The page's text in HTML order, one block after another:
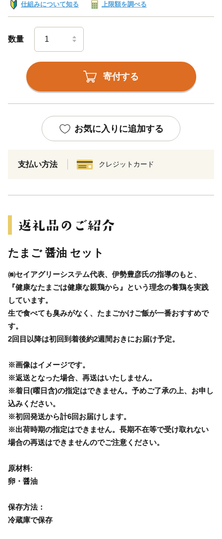
仕組みについて知る 上限額を調べる
数量
寄付する
お気に入りに追加する
支払い方法 クレジットカード
たまご 醤油 セット
㈱セイアグリーシステム代表、伊勢豊彦氏の指導のもと、
『健康なたまごは健康な親鶏から』という理念の養鶏を実践
しています。
生で食べても臭みがなく、たまごかけご飯が一番おすすめで
す。
2回目以降は初回到着後約2週間おきにお届け予定。
※画像はイメージです。
※返送となった場合、再送はいたしません。
※着日(曜日含)の指定はできません。予めご了承の上、お申し
込みください。
※初回発送から計6回お届けします。
※出荷時期の指定はできません。長期不在等で受け取れない
場合の再送はできませんのでご注意ください。
原材料:
卵・醤油
保存方法：
冷蔵庫で保存